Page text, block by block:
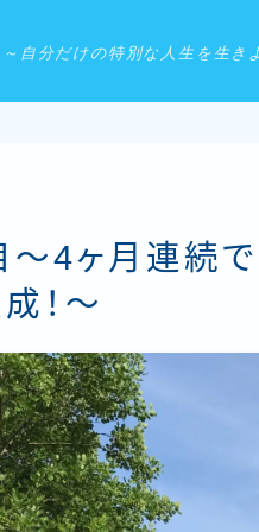
～自分だけの特別な人生を生き
〜4ヶ月連続
！〜